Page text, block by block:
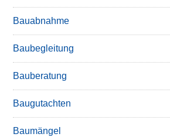
Bauabnahme
Baubegleitung
Bauberatung
Baugutachten
Baumängel